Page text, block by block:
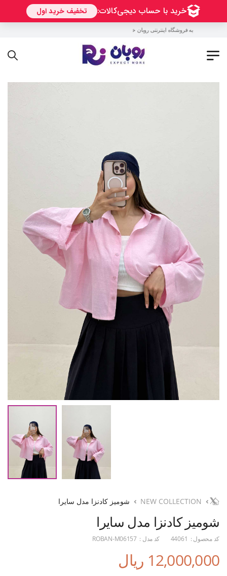
به فروشگاه اینترنتی روبان خوش آمدید !
NEW COLLECTION شومیز کادنزا مدل سایرا
شومیز کادنزا مدل سایرا
کد محصول : 44061 کد مدل : ROBAN-M06157
12,000,000 ریال